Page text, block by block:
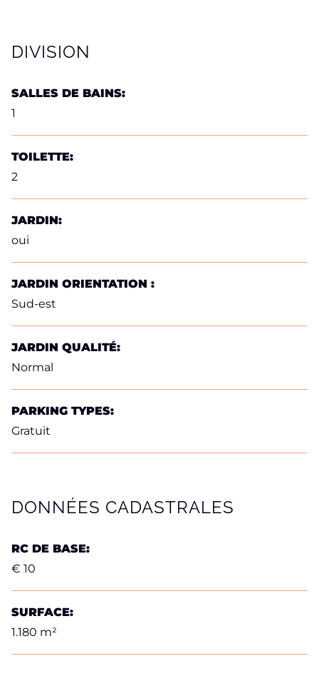
DIVISION
SALLES DE BAINS:
1
TOILETTE:
2
JARDIN:
oui
JARDIN ORIENTATION :
Sud-est
JARDIN QUALITÉ:
Normal
PARKING TYPES:
Gratuit
DONNÉES CADASTRALES
RC DE BASE:
€ 10
SURFACE:
1.180 m²